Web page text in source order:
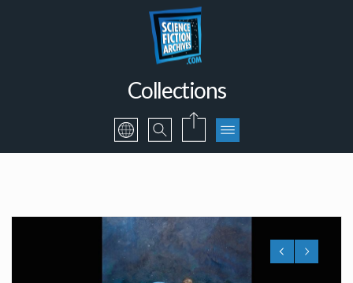
Collections